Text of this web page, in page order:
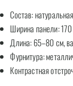
Состав:
Ширина панели:
Длина: 65–80 см,
Фурнитура:
Контрастная